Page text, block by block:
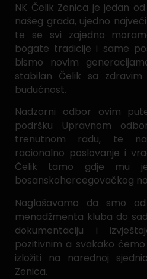
NK Čelik Zenica je jedan
našeg grada, ujedno
te se svi zajedno
bogate tradicije i same
bismo novim
stabilan Čelik sa
budućnost.
Nadzorni odbor ovim
podršku Upravnom
trenutnom radu, te
racionalno poslovanje i
Čelik tamo gdje mu
bosanskohercegovačkog
Naglašavamo da smo
menadžmenta kluba do
dokumentaciju i
pozitivnim a svakako
izložiti na narednoj
Zenica.